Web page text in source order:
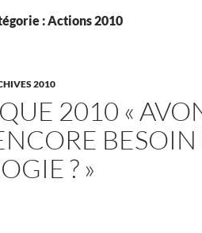
: Actions 2010
2010
2010 «
? »